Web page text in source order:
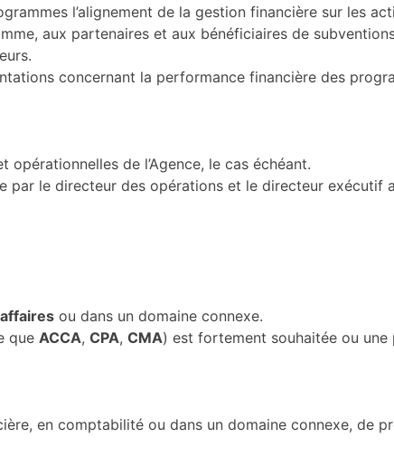
l’alignement de la gestion financière sur les
aux partenaires et aux bénéficiaires de
concernant la performance financière des
de l’Agence, le cas échéant.
le directeur des opérations et le directeur exécutif
ou dans un domaine connexe.
que ACCA, CPA, CMA) est fortement souhaitée ou
en comptabilité ou dans un domaine connexe, de